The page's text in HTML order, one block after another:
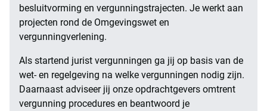
besluitvorming en vergunningstrajecten. Je werkt aan
projecten rond de Omgevingswet en
vergunningverlening.
Als startend jurist vergunningen ga jij op basis van de
wet- en regelgeving na welke vergunningen nodig zijn.
Daarnaast adviseer jij onze opdrachtgevers omtrent
vergunning procedures en beantwoord je